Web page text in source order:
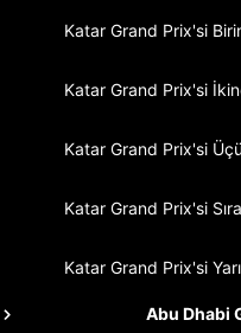
Katar Grand Prix'si
Katar Grand Prix'si
Katar Grand Prix'si
Katar Grand Prix'si
Katar Grand Prix'si
Abu Dhabi